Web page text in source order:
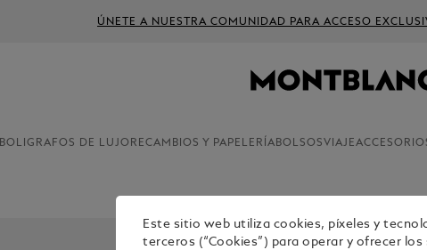
ÚNETE A NUESTRA COMUNIDAD PARA ACCESO
BOLIGRAFOS DE LUJO RECAMBIOS Y PAPELERÍA BOLSOSVIAJE
Este sitio web utiliza cookies, píxeles y
terceros (“Cookies”) para operar y ofrecer los